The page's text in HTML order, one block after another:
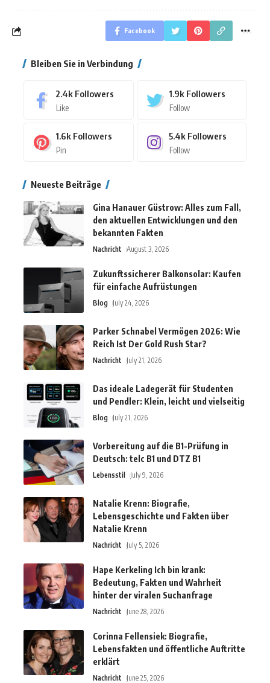
Facebook
Bleiben Sie in Verbindung
2.4k Followers
Like
1.9k Followers
Follow
1.6k Followers
Pin
5.4k Followers
Follow
Neueste Beiträge
Gina Hanauer Güstrow: Alles zum Fall,
den aktuellen Entwicklungen und den
bekannten Fakten
Nachricht August 3, 2026
Zukunftssicherer Balkonsolar: Kaufen
für einfache Aufrüstungen
Blog July 24, 2026
Parker Schnabel Vermögen 2026: Wie
Reich Ist Der Gold Rush Star?
Nachricht July 21, 2026
Das ideale Ladegerät für Studenten
und Pendler: Klein, leicht und vielseitig
Blog July 21, 2026
Vorbereitung auf die B1-Prüfung in
Deutsch: telc B1 und DTZ B1
Lebensstil July 9, 2026
Natalie Krenn: Biografie,
Lebensgeschichte und Fakten über
Natalie Krenn
Nachricht July 5, 2026
Hape Kerkeling Ich bin krank:
Bedeutung, Fakten und Wahrheit
hinter der viralen Suchanfrage
Nachricht June 28, 2026
Corinna Fellensiek: Biografie,
Lebensfakten und öffentliche Auftritte
erklärt
Nachricht June 25, 2026